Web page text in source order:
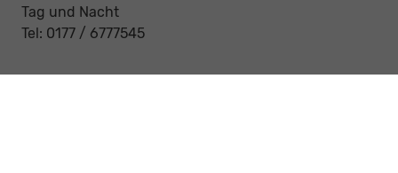
Tag und Nacht
Tel: 0177 / 6777545